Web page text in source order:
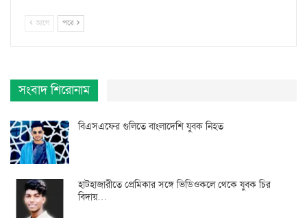
আগে পরে
সংবাদ শিরোনাম
বিএসএফের গুলিতে বাংলাদেশি যুবক নিহত
হাটহাজারীতে প্রেমিকার সঙ্গে ভিডিওকলে থেকে যুবক চির
বিদায়…